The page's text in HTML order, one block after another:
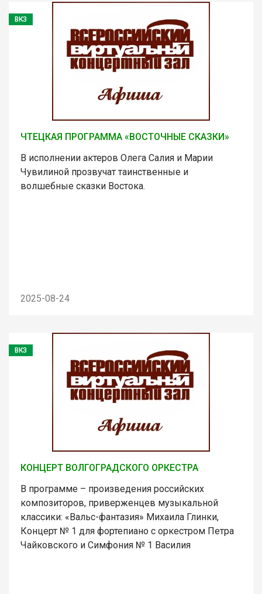
ВКЗ
ЧТЕЦКАЯ ПРОГРАММА «ВОСТОЧНЫЕ СКАЗКИ»
В исполнении актеров Олега Салия и Марии
Чувилиной прозвучат таинственные и
волшебные сказки Востока.
2025-08-24
ВКЗ
КОНЦЕРТ ВОЛГОГРАДСКОГО ОРКЕСТРА
В программе – произведения российских
композиторов, приверженцев музыкальной
классики: «Вальс-фантазия» Михаила Глинки,
Концерт № 1 для фортепиано с оркестром Петра
Чайковского и Симфония № 1 Василия